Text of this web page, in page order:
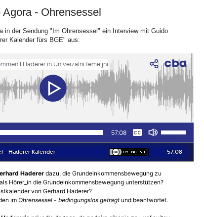
- Ohrensessel
in der Sendung "Im Ohrensessel" ein Interview mit Guido
Kalender fürs BGE" aus: